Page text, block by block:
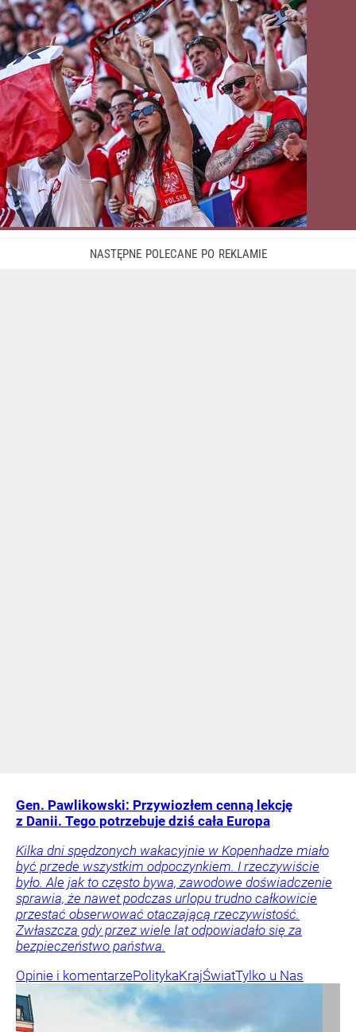
Gen. Pawlikowski: Przywiozłem cenną lekcję
z Danii. Tego potrzebuje dziś cała Europa
Kilka dni spędzonych wakacyjnie w Kopenhadze miało
być przede wszystkim odpoczynkiem. I rzeczywiście
było. Ale jak to często bywa, zawodowe doświadczenie
sprawia, że nawet podczas urlopu trudno całkowicie
przestać obserwować otaczającą rzeczywistość.
Zwłaszcza gdy przez wiele lat odpowiadało się za
bezpieczeństwo państwa.
Opinie i komentarzePolitykaKrajŚwiatTylko u Nas